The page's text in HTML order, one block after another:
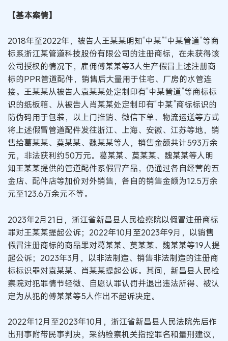
【基本案情】
2018年至2022年，被告人王某某明知“中某”“中某管道”等商
标系浙江某管道科技股份有限公司的注册商标，在未获得该
公司授权的情况下，雇佣傅某某等3人生产假冒上述注册商
标的PPR管道配件，销售后大量用于住宅、厂房的水管连
接。王某某从被告人袁某某处定制印有“中某管道”等商标标
识的纸板箱、从被告人肖某某处定制印有“中某”商标标识的
防伪码用于包装，以上门推销、微信下单、物流运送等方式
将上述假冒管道配件发往浙江、上海、安徽、江苏等地，销
售给葛某某、莫某某、魏某某等人，销售金额共计593万余
元，非法获利约50万元。葛某某、莫某某、魏某某等人明
知王某某提供的管道配件系假冒产品，仍通过各自经营的五
金店、配件店等加价对外销售，各自的销售金额为12.5万余
元至123.6万余元不等。
2023年2月21日，浙江省新昌县人民检察院以假冒注册商标
罪对王某某提起公诉；2022年10月至2023年9月，以销售
假冒注册商标的商品罪对葛某某、莫某某、魏某某等19人提
起公诉；2023年3月，以非法制造、销售非法制造的注册商
标标识罪对袁某某、肖某某提起公诉。其间，新昌县人民检
察院对犯罪情节轻微、自愿认罪认罚并退出违法所得、被认
定为从犯的傅某某等5人作出不起诉决定。
2022年12月至2023年10月，浙江省新昌县人民法院先后作
出刑事附带民事判决，采纳检察机关指控罪名和量刑建议，